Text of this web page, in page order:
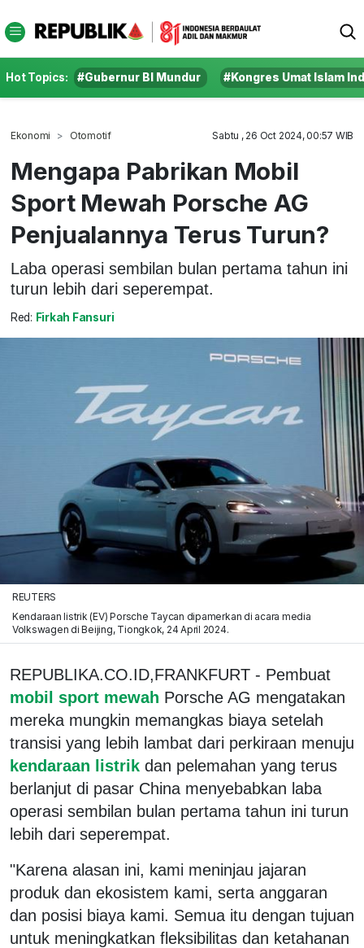
Hot Topics: #Gubernur BI Mundur #Kongres Umat Islam
Ekonomi Otomotif Sabtu , 26 Oct 2024, 00:57 WIB
Mengapa Pabrikan Mobil
Sport Mewah Porsche AG
Penjualannya Terus Turun?
Laba operasi sembilan bulan pertama tahun ini
turun lebih dari seperempat.
Red: Firkah Fansuri
REUTERS
Kendaraan listrik (EV) Porsche Taycan dipamerkan di acara media
Volkswagen di Beijing, Tiongkok, 24 April 2024.
REPUBLIKA.CO.ID,FRANKFURT - Pembuat
mobil sport mewah Porsche AG mengatakan
mereka mungkin memangkas biaya setelah
transisi yang lebih lambat dari perkiraan menuju
kendaraan listrik dan pelemahan yang terus
berlanjut di pasar China menyebabkan laba
operasi sembilan bulan pertama tahun ini turun
lebih dari seperempat.
"Karena alasan ini, kami meninjau jajaran
produk dan ekosistem kami, serta anggaran
dan posisi biaya kami. Semua itu dengan tujuan
untuk meningkatkan fleksibilitas dan ketahanan